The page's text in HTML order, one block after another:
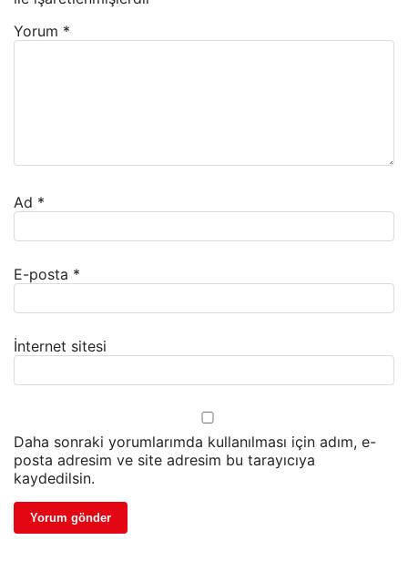
Yorum *
Ad *
E-posta *
İnternet sitesi
Daha sonraki yorumlarımda kullanılması için adım, e-
posta adresim ve site adresim bu tarayıcıya
kaydedilsin.